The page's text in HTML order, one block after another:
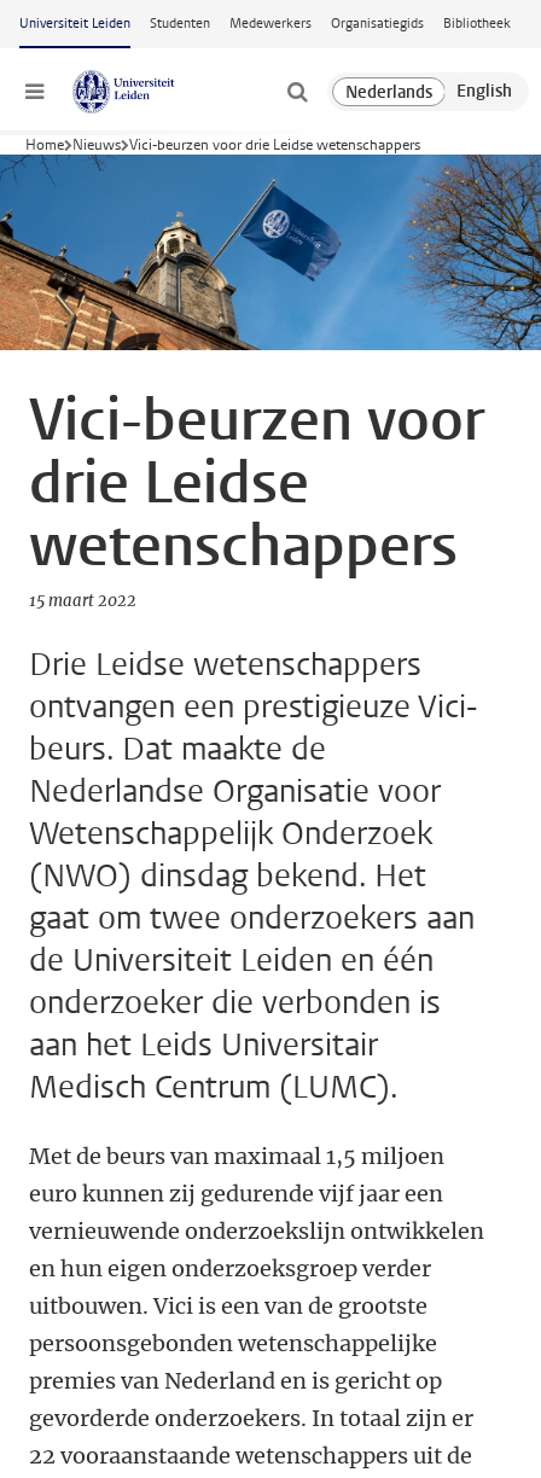
Ga naar hoofdinhoud
Universiteit Leiden Studenten Medewerkers Organisatiegids Bibliotheek
Menu
Home Nieuws Vici-beurzen voor drie Leidse wetenschappers
Vici-beurzen voor
drie Leidse
wetenschappers
15 maart 2022
Drie Leidse wetenschappers
ontvangen een prestigieuze Vici-
beurs. Dat maakte de
Nederlandse Organisatie voor
Wetenschappelijk Onderzoek
(NWO) dinsdag bekend. Het
gaat om twee onderzoekers aan
de Universiteit Leiden en één
onderzoeker die verbonden is
aan het Leids Universitair
Medisch Centrum (LUMC).
Met de beurs van maximaal 1,5 miljoen
euro kunnen zij gedurende vijf jaar een
vernieuwende onderzoekslijn ontwikkelen
en hun eigen onderzoeksgroep verder
uitbouwen. Vici is een van de grootste
persoonsgebonden wetenschappelijke
premies van Nederland en is gericht op
gevorderde onderzoekers. In totaal zijn er
22 vooraanstaande wetenschappers uit de